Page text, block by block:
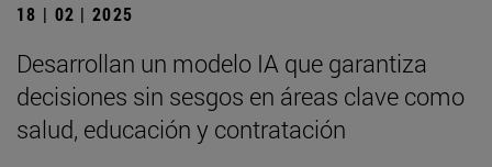
18 | 02 | 2025
Desarrollan un modelo IA que garantiza
decisiones sin sesgos en áreas clave como
salud, educación y contratación